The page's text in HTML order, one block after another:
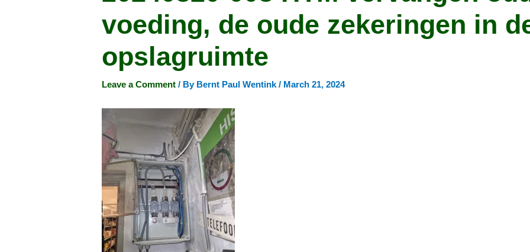
voeding, de oude zekeringen in
opslagruimte
Leave a Comment / By Bernt Paul Wentink/ March 21, 2024